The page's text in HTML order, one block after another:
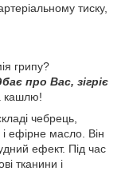
тиску,
грипу?
про Вас, зігріє
кашлю!
чебрець,
ефірне масло. Він
ефект. Під час
тканини і